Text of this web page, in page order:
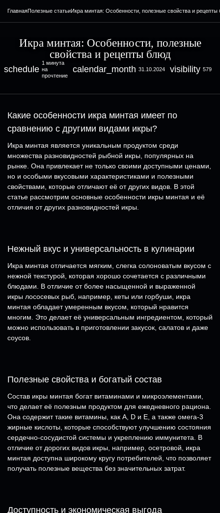
ГлавнаяПолезные статьиИкра минтая: Особенности, полезные свойства и рецепты
Икра минтая: Особенности, полезные
свойства и рецепты блюд
schedule
1 минута
на
прочтение
calendar_month 31.10.2024 visibility 579
Какие особенности икра минтая имеет по
сравнению с другими видами икры?
Икра минтая является уникальным продуктом среди
множества разновидностей рыбной икры, популярных на
рынке. Она привлекает не только своими доступными ценами,
но и особыми вкусовыми характеристиками и полезными
свойствами, которые отличают её от других видов. В этой
статье рассмотрим основные особенности икры минтая и её
отличия от других разновидностей икры.
Нежный вкус и универсальность в кулинарии
Икра минтая отличается мягким, слегка солоноватым вкусом с
нежной текстурой, которая хорошо сочетается с различными
блюдами. В отличие от более насыщенной и выраженной
икры лососевых рыб, например, кеты или горбуши, икра
минтая обладает умеренным вкусом, который нравится
многим. Это делает её универсальным ингредиентом, который
можно использовать в приготовлении закусок, салатов и даже
соусов.
Полезные свойства и богатый состав
Состав икры минтая богат витаминами и микроэлементами,
что делает её полезным продуктом для ежедневного рациона.
Она содержит такие витамины, как A, D и Е, а также омега-3
жирные кислоты, которые способствуют улучшению состояния
сердечно-сосудистой системы и укреплению иммунитета. В
отличие от дорогих видов икры, например, осетровой, икра
минтая доступна широкому кругу потребителей, что позволяет
получать полезные вещества без значительных затрат.
Доступность и экономическая выгода